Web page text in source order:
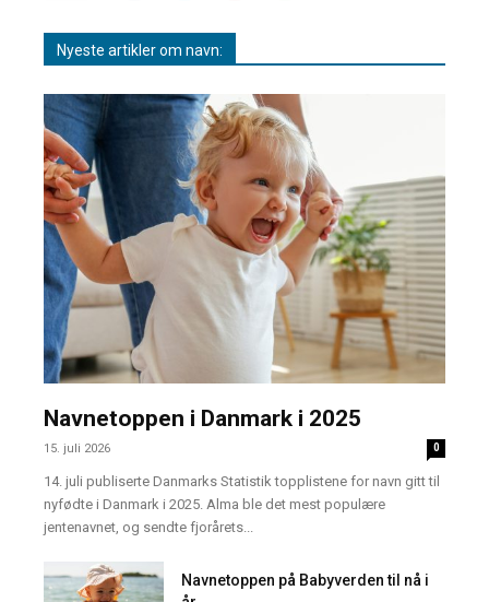
Nyeste artikler om navn:
Navnetoppen i Danmark i 2025
15. juli 2026 0
14. juli publiserte Danmarks Statistik topplistene for navn gitt til
nyfødte i Danmark i 2025. Alma ble det mest populære
jentenavnet, og sendte fjorårets...
Navnetoppen på Babyverden til nå i